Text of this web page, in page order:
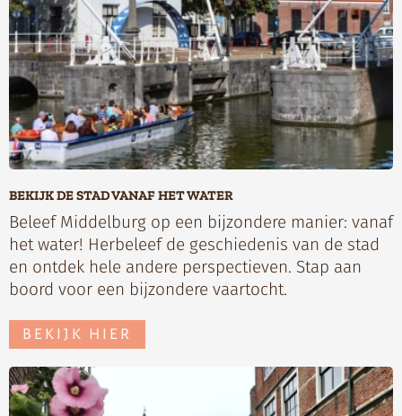
BEKIJK DE STAD VANAF HET WATER
Beleef Middelburg op een bijzondere manier: vanaf
het water! Herbeleef de geschiedenis van de stad
en ontdek hele andere perspectieven. Stap aan
boord voor een bijzondere vaartocht.
BEKIJK HIER